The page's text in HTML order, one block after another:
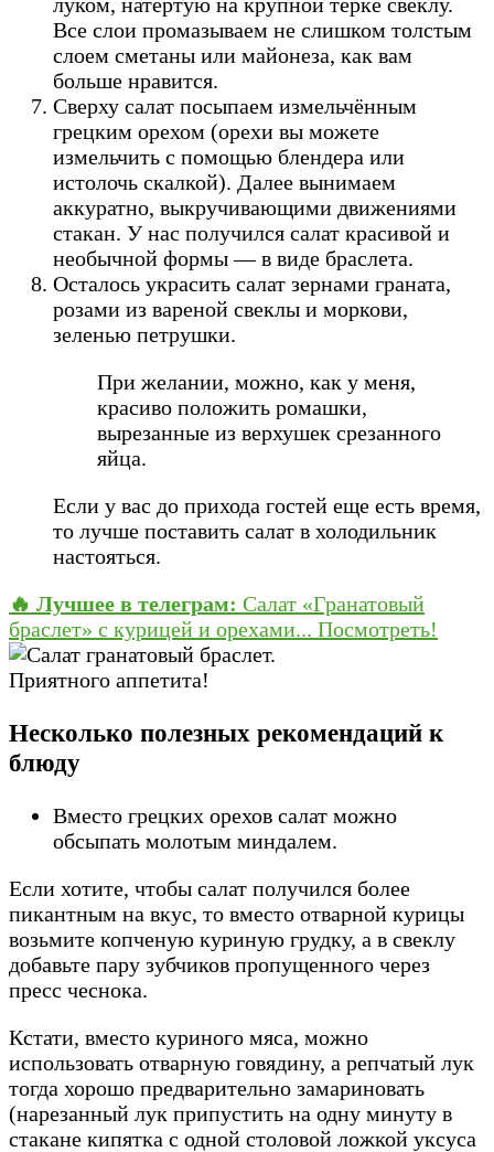
Все слои промазываем не слишком толстым
слоем сметаны или майонеза, как вам
больше нравится.
Сверху салат посыпаем измельчённым
грецким орехом (орехи вы можете
измельчить с помощью блендера или
истолочь скалкой). Далее вынимаем
аккуратно, выкручивающими движениями
стакан. У нас получился салат красивой и
необычной формы — в виде браслета.
Осталось украсить салат зернами граната,
розами из вареной свеклы и моркови,
зеленью петрушки.
При желании, можно, как у меня,
красиво положить ромашки,
вырезанные из верхушек срезанного
яйца.
Если у вас до прихода гостей еще есть время,
то лучше поставить салат в холодильник
настояться.
🔥 Лучшее в телеграм: Салат «Гранатовый
браслет» с курицей и орехами... Посмотреть!
Приятного аппетита!
Несколько полезных рекомендаций к
блюду
Вместо грецких орехов салат можно
обсыпать молотым миндалем.
Если хотите, чтобы салат получился более
пикантным на вкус, то вместо отварной курицы
возьмите копченую куриную грудку, а в свеклу
добавьте пару зубчиков пропущенного через
пресс чеснока.
Кстати, вместо куриного мяса, можно
использовать отварную говядину, а репчатый лук
тогда хорошо предварительно замариновать
(нарезанный лук припустить на одну минуту в
стакане кипятка с одной столовой ложкой уксуса